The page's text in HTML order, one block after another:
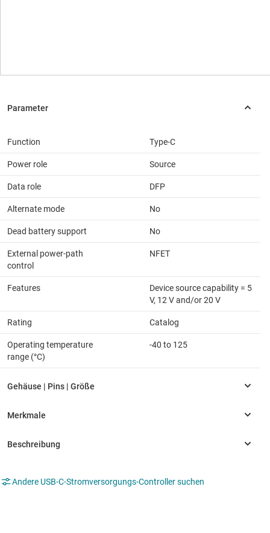
Function Type-C
Power role Source
Data role DFP
Alternate mode No
Dead battery support No
External power-path
control
NFET
Features
Device source capability = 5
V, 12 V and/or 20 V
Rating Catalog
Operating temperature
range (°C)
-40 to 125
Andere USB-C-Stromversorgungs-Controller suchen